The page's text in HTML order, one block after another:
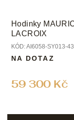
Hodinky
LACROIX
KÓD:AI6058-SY013-
59 300 Kč
NA DOTAZ